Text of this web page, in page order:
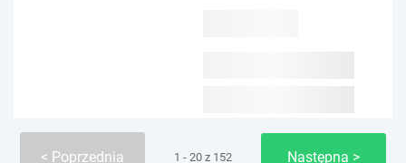
Poprzednia 1 - 20 z 152 Następna